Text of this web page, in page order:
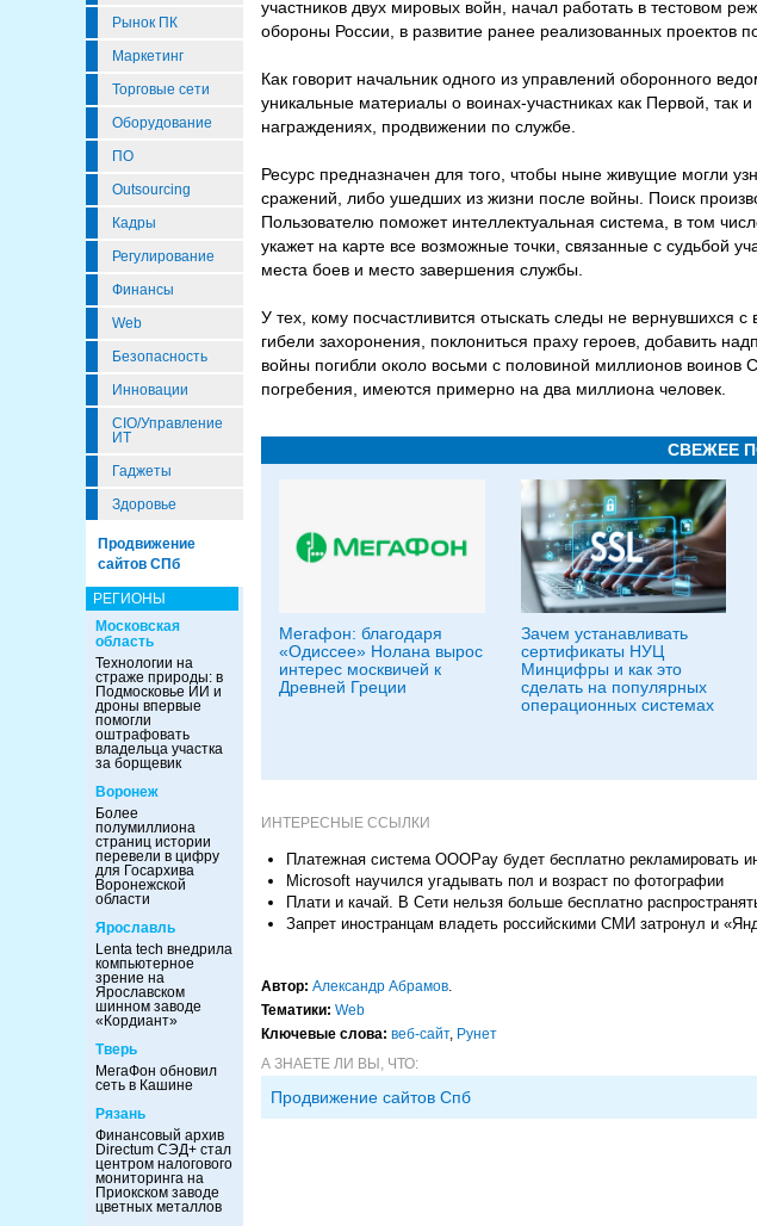
Рынок ПК
Маркетинг
Торговые сети
Оборудование
ПО
Outsourcing
Кадры
Регулирование
Финансы
Web
Безопасность
Инновации
CIO/Управление
ИТ
Гаджеты
Здоровье
Продвижение
сайтов СПб
РЕГИОНЫ
Московская
область
Технологии на
страже природы: в
Подмосковье ИИ и
дроны впервые
помогли
оштрафовать
владельца участка
за борщевик
Воронеж
Более
полумиллиона
страниц истории
перевели в цифру
для Госархива
Воронежской
области
Ярославль
Lenta tech внедрила
компьютерное
зрение на
Ярославском
шинном заводе
«Кордиант»
Тверь
МегаФон обновил
сеть в Кашине
Рязань
Финансовый архив
Directum СЭД+ стал
центром налогового
мониторинга на
Приокском заводе
цветных металлов
участников двух мировых войн, начал работать в тестовом
обороны России, в развитие ранее реализованных проектов
Как говорит начальник одного из управлений оборонного
уникальные материалы о воинах-участниках как Первой, так
награждениях, продвижении по службе.
Ресурс предназначен для того, чтобы ныне живущие могли
сражений, либо ушедших из жизни после войны. Поиск
Пользователю поможет интеллектуальная система, в том
укажет на карте все возможные точки, связанные с судьбой
места боев и место завершения службы.
У тех, кому посчастливится отыскать следы не вернувшихся
гибели захоронения, поклониться праху героев, добавить
войны погибли около восьми с половиной миллионов
погребения, имеются примерно на два миллиона человек.
СВЕЖЕЕ
Мегафон: благодаря
«Одиссее» Нолана вырос
интерес москвичей к
Древней Греции
Зачем устанавливать
сертификаты НУЦ
Минцифры и как это
сделать на популярных
операционных системах
ИНТЕРЕСНЫЕ ССЫЛКИ
Платежная система OOOPay будет бесплатно рекламировать
Microsoft научился угадывать пол и возраст по фотографии
Плати и качай. В Сети нельзя больше бесплатно
Запрет иностранцам владеть российскими СМИ затронул и
Автор: Александр Абрамов.
Тематики: Web
Ключевые слова: веб-сайт, Рунет
А ЗНАЕТЕ ЛИ ВЫ, ЧТО:
Продвижение сайтов Спб